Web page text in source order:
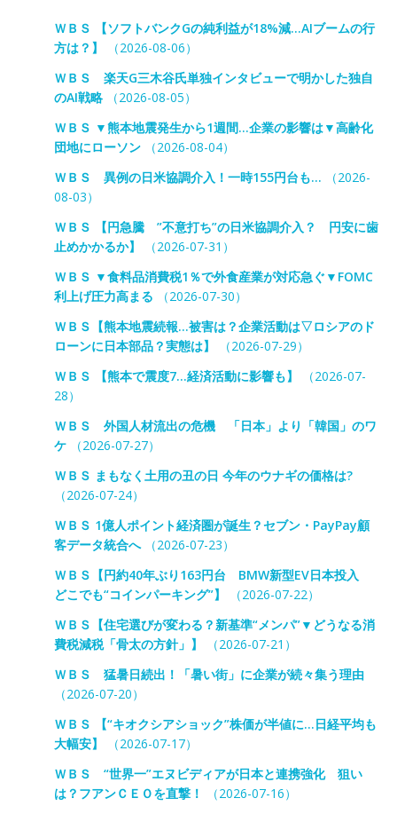
ＷＢＳ 【ソフトバンクGの純利益が18%減…AIブームの行
方は？】
（2026-08-06）
ＷＢＳ 楽天G三木谷氏単独インタビューで明かした独自
のAI戦略（2026-08-05）
ＷＢＳ ▼熊本地震発生から1週間…企業の影響は▼高齢化
団地にローソン（2026-08-04）
ＷＢＳ 異例の日米協調介入！一時155円台も… （2026-
08-03）
ＷＢＳ 【円急騰 ”不意打ち”の日米協調介入？ 円安に歯
止めかかるか】
（2026-07-31）
ＷＢＳ ▼食料品消費税1％で外食産業が対応急ぐ▼FOMC
利上げ圧力高まる （2026-07-30）
ＷＢＳ【熊本地震続報…被害は？企業活動は▽ロシアのド
ローンに日本部品？実態は】
（2026-07-29）
ＷＢＳ 【熊本で震度7…経済活動に影響も】
（2026-07-
28）
ＷＢＳ 外国人材流出の危機 「日本」より「韓国」のワ
ケ（2026-07-27）
ＷＢＳ まもなく土用の丑の日 今年のウナギの価格は?
（2026-07-24）
ＷＢＳ 1億人ポイント経済圏が誕生？セブン・PayPay顧
客データ統合へ（2026-07-23）
ＷＢＳ【円約40年ぶり163円台 BMW新型EV日本投入
どこでも“コインパーキング”】
（2026-07-22）
ＷＢＳ【住宅選びが変わる？新基準“メンパ”▼どうなる消
費税減税「骨太の方針」】
（2026-07-21）
ＷＢＳ 猛暑日続出！「暑い街」に企業が続々集う理由
（2026-07-20）
ＷＢＳ 【“キオクシアショック”株価が半値に…日経平均も
大幅安】
（2026-07-17）
ＷＢＳ “世界一”エヌビディアが日本と連携強化 狙い
は？フアンＣＥＯを直撃！
（2026-07-16）